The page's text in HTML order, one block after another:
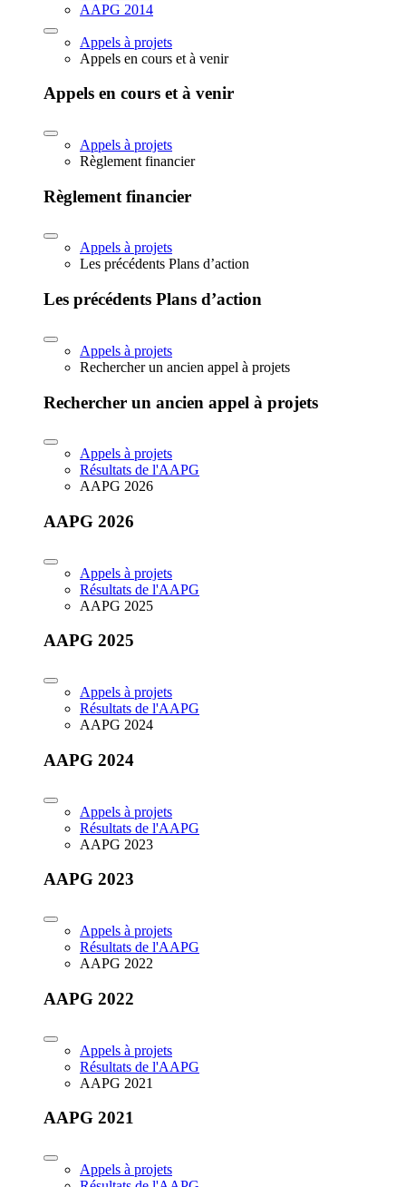
AAPG 2014
Appels à projets
Appels en cours et à venir
Appels en cours et à venir
Appels à projets
Règlement financier
Règlement financier
Appels à projets
Les précédents Plans d’action
Les précédents Plans d’action
Appels à projets
Rechercher un ancien appel à projets
Rechercher un ancien appel à projets
Appels à projets
Résultats de l'AAPG
AAPG 2026
AAPG 2026
Appels à projets
Résultats de l'AAPG
AAPG 2025
AAPG 2025
Appels à projets
Résultats de l'AAPG
AAPG 2024
AAPG 2024
Appels à projets
Résultats de l'AAPG
AAPG 2023
AAPG 2023
Appels à projets
Résultats de l'AAPG
AAPG 2022
AAPG 2022
Appels à projets
Résultats de l'AAPG
AAPG 2021
AAPG 2021
Appels à projets